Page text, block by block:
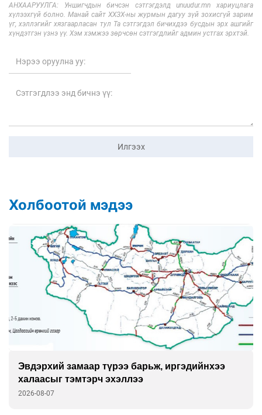
АНХААРУУЛГА: Уншигчдын бичсэн сэтгэгдэлд unuudur.mn хариуцлага
хүлээхгүй болно. Манай сайт ХХЗХ-ны журмын дагуу зүй зохисгүй зарим
үг, хэллэгийг хязгаарласан тул Та сэтгэгдэл бичихдээ бусдын эрх ашгийг
хүндэтгэн үзнэ үү. Хэм хэмжээ зөрчсөн сэтгэгдлийг админ устгах эрхтэй.
Илгээх
Холбоотой мэдээ
Эвдэрхий замаар түрээ барьж, иргэдийнхээ
халаасыг тэмтэрч эхэллээ
2026-08-07